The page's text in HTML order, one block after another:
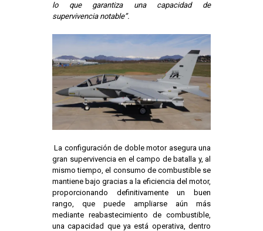
lo que garantiza una capacidad de
supervivencia notable”.
La configuración de doble motor asegura una
gran supervivencia en el campo de batalla y, al
mismo tiempo, el consumo de combustible se
mantiene bajo gracias a la eficiencia del motor,
proporcionando definitivamente un buen
rango, que puede ampliarse aún más
mediante reabastecimiento de combustible,
una capacidad que ya está operativa, dentro